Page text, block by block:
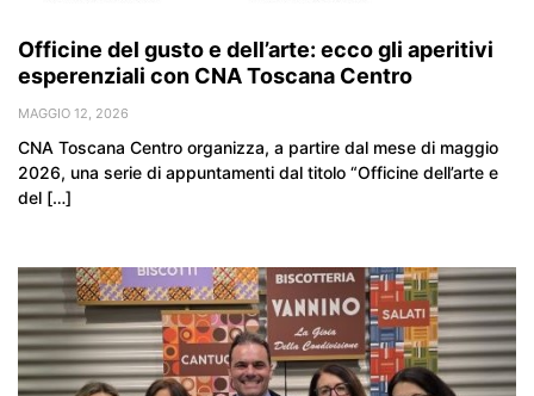
Officine del gusto e dell’arte: ecco gli aperitivi
esperenziali con CNA Toscana Centro
MAGGIO 12, 2026
CNA Toscana Centro organizza, a partire dal mese di maggio
2026, una serie di appuntamenti dal titolo “Officine dell’arte e
del […]